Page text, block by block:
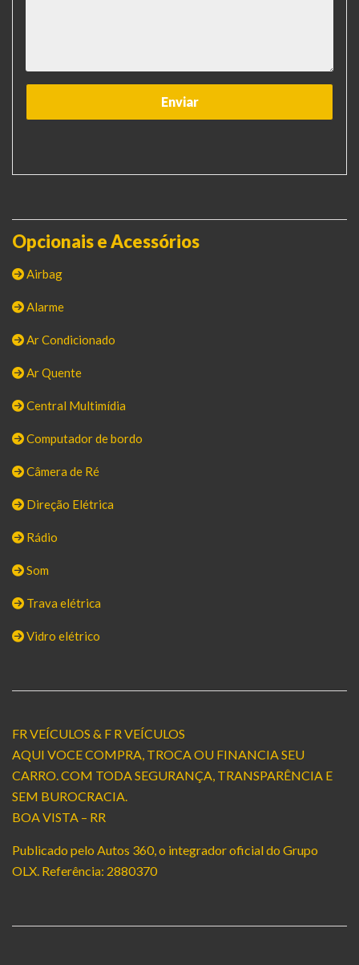
Opcionais e Acessórios
Airbag
Alarme
Ar Condicionado
Ar Quente
Central Multimídia
Computador de bordo
Câmera de Ré
Direção Elétrica
Rádio
Som
Trava elétrica
Vidro elétrico
FR VEÍCULOS & F R VEÍCULOS
AQUI VOCE COMPRA, TROCA OU FINANCIA SEU
CARRO. COM TODA SEGURANÇA, TRANSPARÊNCIA E
SEM BUROCRACIA.
BOA VISTA – RR
Publicado pelo Autos 360, o integrador oficial do Grupo
OLX. Referência: 2880370